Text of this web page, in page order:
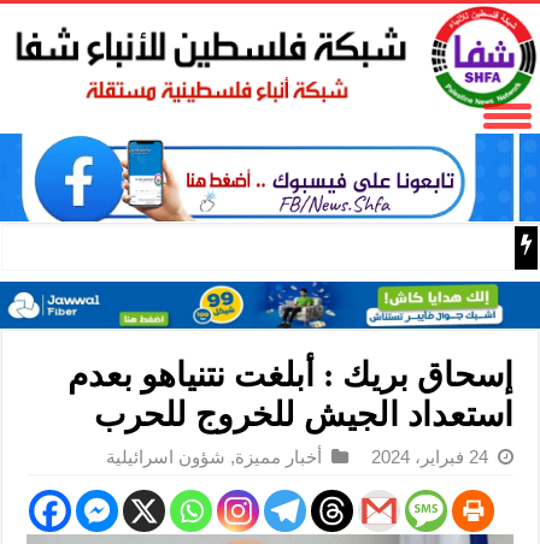
المكتب الحركي للعمال إقليم غرب غزة يختتم الدورة
إسحاق بريك : أبلغت نتنياهو بعدم
استعداد الجيش للخروج للحرب
24 فبراير، 2024 أخبار مميزة, شؤون اسرائيلية